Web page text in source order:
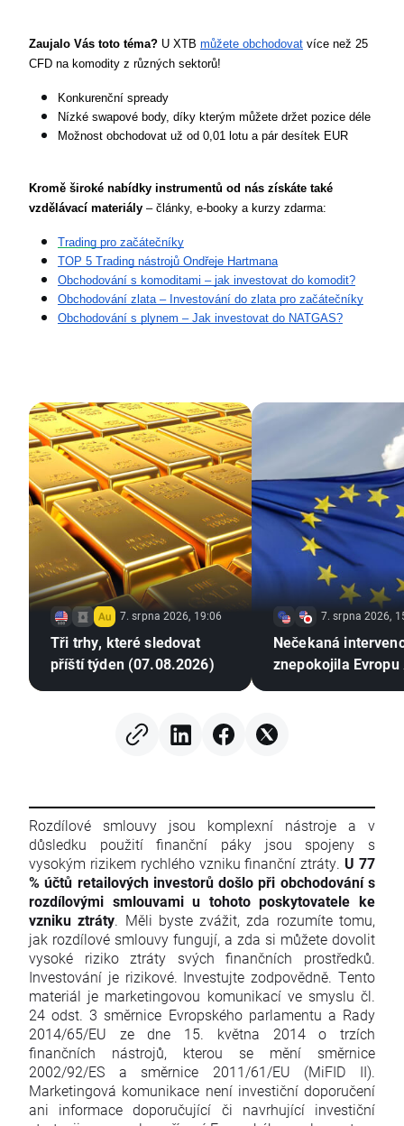
Zaujalo Vás toto téma? U XTB můžete obchodovat více než 25
CFD na komodity z různých sektorů!
Konkurenční spready
Nízké swapové body, díky kterým můžete držet pozice déle
Možnost obchodovat už od 0,01 lotu a pár desítek EUR
Kromě široké nabídky instrumentů od nás získáte také
vzdělávací materiály – články, e-booky a kurzy zdarma:
Trading pro začátečníky
TOP 5 Trading nástrojů Ondřeje Hartmana
Obchodování s komoditami – jak investovat do komodit?
Obchodování zlata – Investování do zlata pro začátečníky
Obchodování s plynem – Jak investovat do NATGAS?
7. srpna 2026, 19:06
Tři trhy, které sledovat
příští týden (07.08.2026)
7. srpna 2026,
Nečekaná
znepokojila
Rozdílové smlouvy jsou komplexní nástroje a v
důsledku použití finanční páky jsou spojeny s
vysokým rizikem rychlého vzniku finanční ztráty. U 77
% účtů retailových investorů došlo při obchodování s
rozdílovými smlouvami u tohoto poskytovatele ke
vzniku ztráty. Měli byste zvážit, zda rozumíte tomu,
jak rozdílové smlouvy fungují, a zda si můžete dovolit
vysoké riziko ztráty svých finančních prostředků.
Investování je rizikové. Investujte zodpovědně. Tento
materiál je marketingovou komunikací ve smyslu čl.
24 odst. 3 směrnice Evropského parlamentu a Rady
2014/65/EU ze dne 15. května 2014 o trzích
finančních nástrojů, kterou se mění směrnice
2002/92/ES a směrnice 2011/61/EU (MiFID II).
Marketingová komunikace není investiční doporučení
ani informace doporučující či navrhující investiční